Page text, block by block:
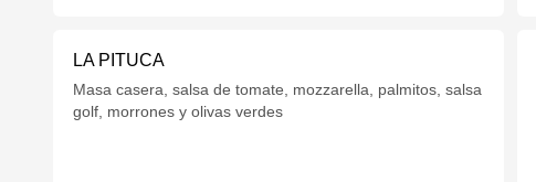
LA PITUCA
Masa casera, salsa de tomate, mozzarella, palmitos, salsa
golf, morrones y olivas verdes